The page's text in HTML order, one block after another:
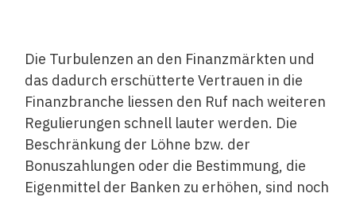
Die Turbulenzen an den Finanzmärkten und
das dadurch erschütterte Vertrauen in die
Finanzbranche liessen den Ruf nach weiteren
Regulierungen schnell lauter werden. Die
Beschränkung der Löhne bzw. der
Bonuszahlungen oder die Bestimmung, die
Eigenmittel der Banken zu erhöhen, sind noch